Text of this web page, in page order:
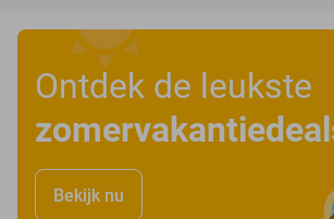
Ontdek de leukste
Bekijk nu